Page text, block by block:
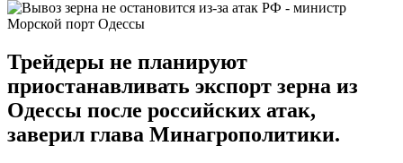
Морской порт Одессы
Трейдеры не планируют
приостанавливать экспорт зерна из
Одессы после российских атак,
заверил глава Минагрополитики.